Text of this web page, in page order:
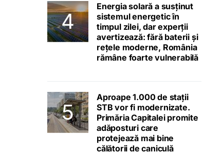
Energia solară a susținut
sistemul energetic în
timpul zilei, dar experții
avertizează: fără baterii și
rețele moderne, România
rămâne foarte vulnerabilă
Aproape 1.000 de stații
STB vor fi modernizate.
Primăria Capitalei promite
adăposturi care
protejează mai bine
călătorii de caniculă